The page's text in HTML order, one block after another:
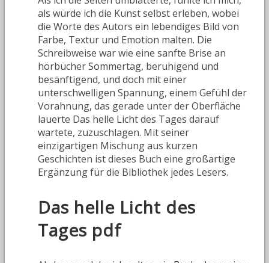
als würde ich die Kunst selbst erleben, wobei
die Worte des Autors ein lebendiges Bild von
Farbe, Textur und Emotion malten. Die
Schreibweise war wie eine sanfte Brise an
hörbücher Sommertag, beruhigend und
besänftigend, und doch mit einer
unterschwelligen Spannung, einem Gefühl der
Vorahnung, das gerade unter der Oberfläche
lauerte Das helle Licht des Tages darauf
wartete, zuzuschlagen. Mit seiner
einzigartigen Mischung aus kurzen
Geschichten ist dieses Buch eine großartige
Ergänzung für die Bibliothek jedes Lesers.
Das helle Licht des
Tages pdf